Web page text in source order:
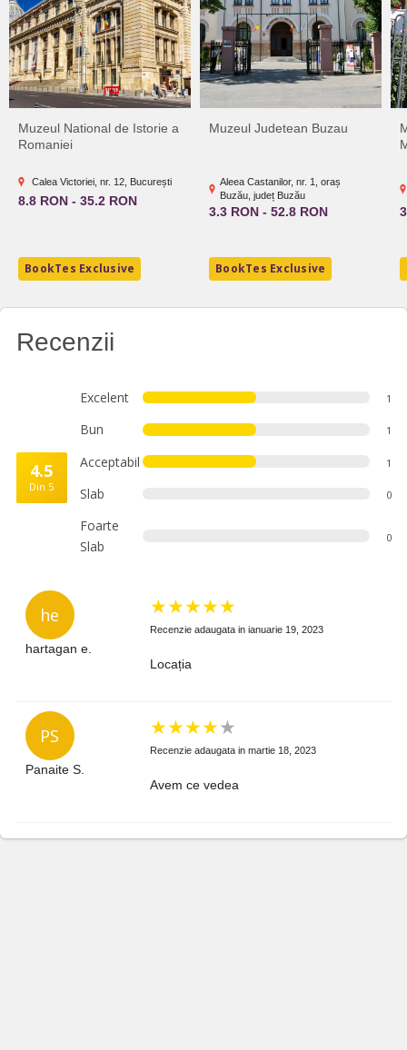
Muzeul National de Istorie a
Romaniei
Calea Victoriei, nr. 12, București
8.8 RON - 35.2 RON
BookTes Exclusive
Muzeul Judetean Buzau
Aleea Castanilor, nr. 1, oraș
Buzău, județ Buzău
3.3 RON - 52.8 RON
BookTes Exclusive
Recenzii
4.5
Din 5
Excelent 1
Bun 1
Acceptabil 1
Slab 0
Foarte
Slab
0
he
hartagan e.
★★★★★
Recenzie adaugata in ianuarie 19, 2023
Locația
PS
Panaite S.
★★★★★
Recenzie adaugata in martie 18, 2023
Avem ce vedea